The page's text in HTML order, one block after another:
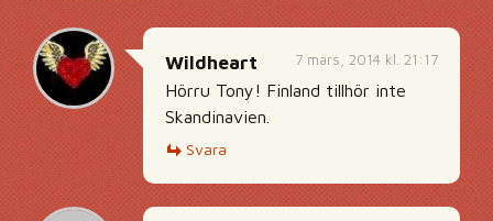
7 mars, 2014 kl. 21:17
Wildheart
Hörru Tony! Finland tillhör inte
Skandinavien.
Svara